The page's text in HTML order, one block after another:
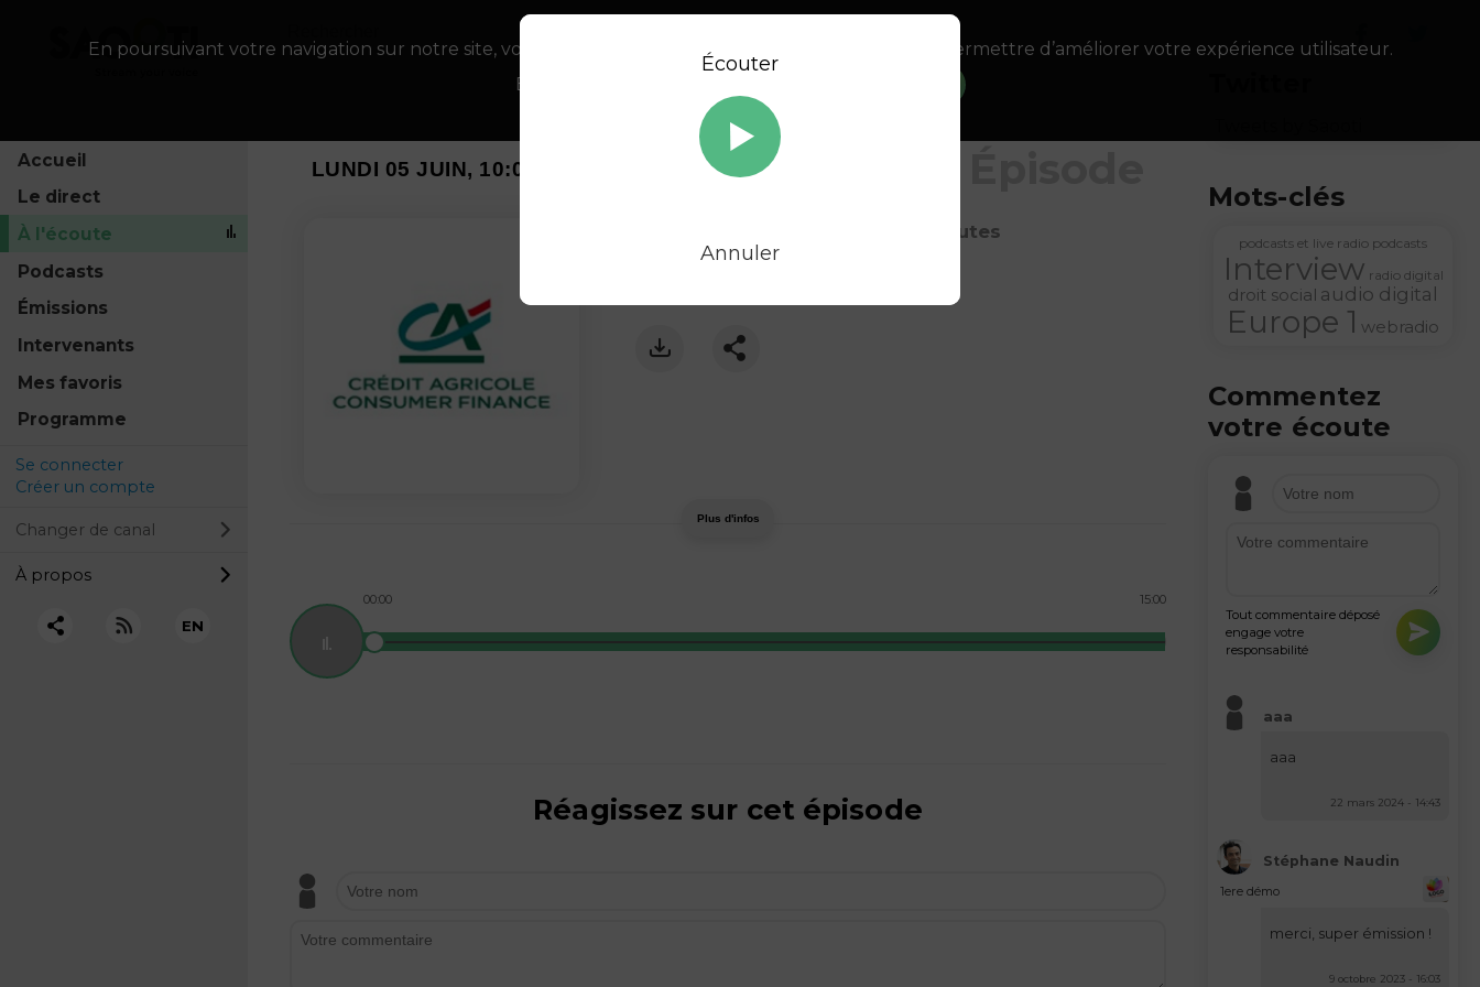
Accueil
Le direct
À l'écoute
Podcasts
Émissions
Intervenants
Mes favoris
Programme
Se connecter
Créer un compte
Changer de canal
À propos
EN
Retour au direct
LUNDI 05 JUIN, 10:00
, Durée : 15 minutes
Plus d'infos
00:00 15:00
Réagissez sur cet épisode
Mots-clés
podcasts et live radio podcasts
Interview radio digital
droit social audio digital
Europe 1 webradio
Commentez
votre écoute
Tout commentaire déposé
engage votre
responsabilité
aaa
aaa
22 mars 2024 - 14:43
Stéphane Naudin
1ere démo
merci, super émission !
9 octobre 2023 - 16:03
En poursuivant votre navigation sur notre site, vous acceptez l’utilisation de cookies afin de nous permettre d’améliorer votre expérience utilisateur.
En savoir plus sur notre politique Cookies
Écouter
Annuler